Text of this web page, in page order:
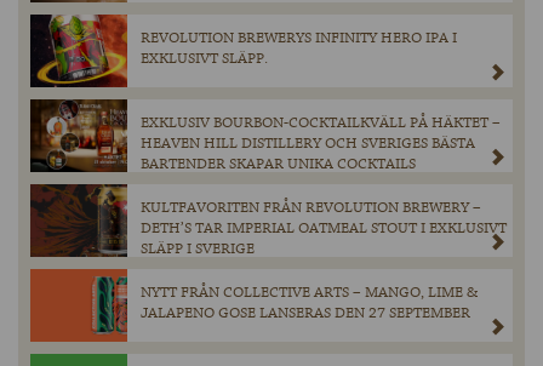
REVOLUTION BREWERYS INFINITY HERO IPA I
EXKLUSIVT SLÄPP.
EXKLUSIV BOURBON-COCKTAILKVÄLL PÅ HÄKTET –
HEAVEN HILL DISTILLERY OCH SVERIGES BÄSTA
BARTENDER SKAPAR UNIKA COCKTAILS
KULTFAVORITEN FRÅN REVOLUTION BREWERY –
DETH’S TAR IMPERIAL OATMEAL STOUT I EXKLUSIVT
SLÄPP I SVERIGE
NYTT FRÅN COLLECTIVE ARTS – MANGO, LIME &
JALAPENO GOSE LANSERAS DEN 27 SEPTEMBER